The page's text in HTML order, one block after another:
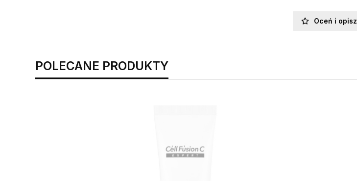
Oceń i opisz
POLECANE PRODUKTY